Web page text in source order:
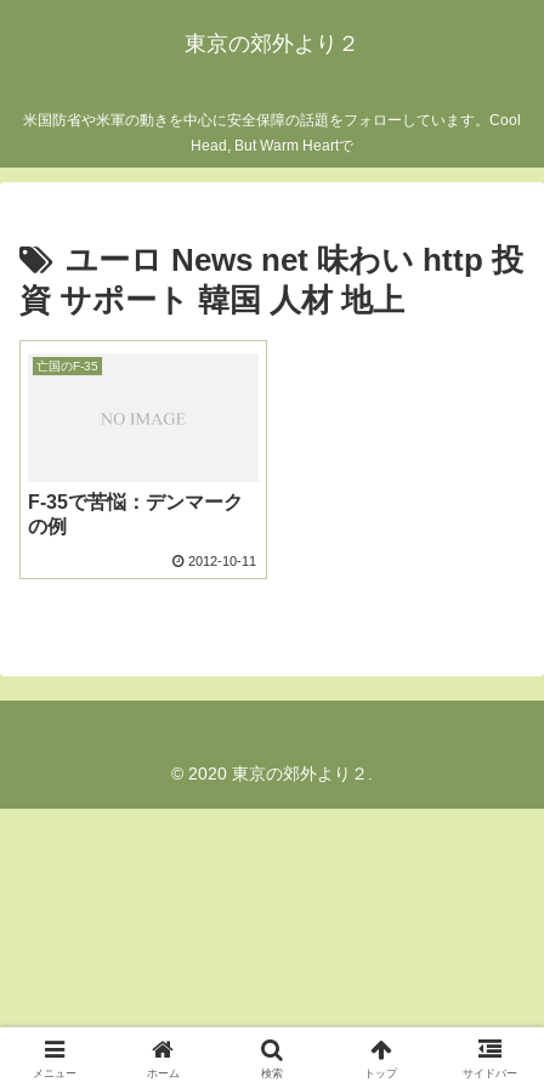
東京の郊外より２
米国防省や米軍の動きを中心に安全保障の話題をフォローしています。Cool
Head, But Warm Heartで
ユーロ News net 味わい http 投
資 サポート 韓国 人材 地上
亡国のF-35
F-35で苦悩：デンマーク
の例
2012-10-11
© 2020 東京の郊外より２.
メニュー ホーム 検索 トップ サイドバー